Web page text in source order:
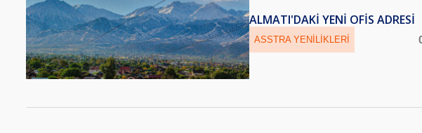
ALMATI'DAKI YENI OFIS ADRESI
ASSTRA YENILIKLERI